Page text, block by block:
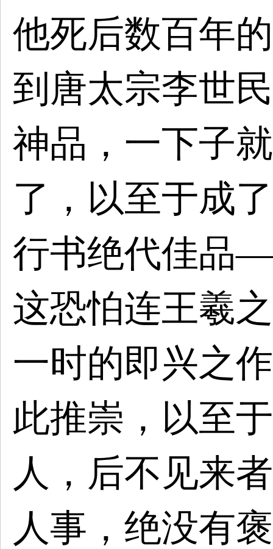
他死后数百年
到唐太宗李世
神品，一下子
了，以至于成
行书绝代佳品
这恐怕连王羲
一时的即兴之
此推崇，以至
人，后不见来
人事，绝没有